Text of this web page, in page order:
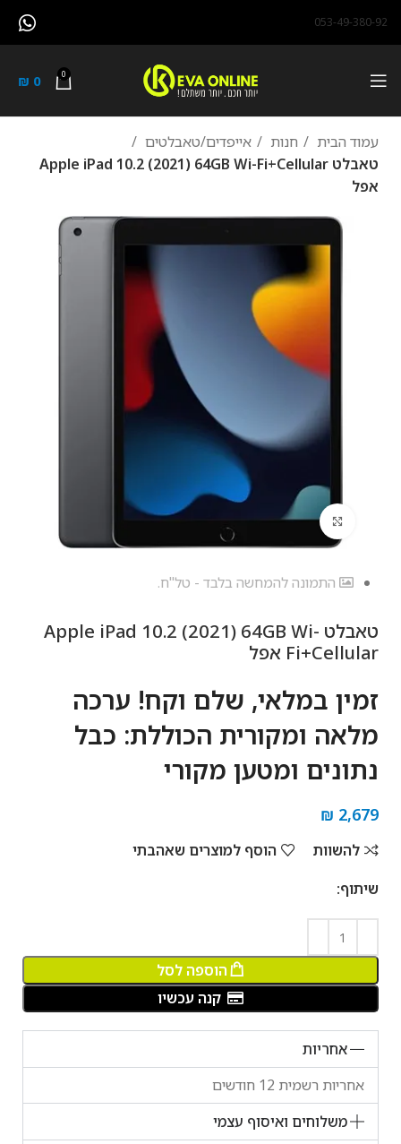
053-49-380-92
0
₪ 0
עמוד הבית חנות
אייפדים/טאבלטים
טאבלט Apple iPad 10.2 (2021) 64GB Wi-Fi+Cellular
אפל
לחץ להגדלה
התמונה להמחשה בלבד - טל"ח.
טאבלט Apple iPad 10.2 (2021) 64GB Wi-
Fi+Cellular אפל
זמין במלאי, שלם וקח! ערכה
מלאה ומקורית הכוללת: כבל
נתונים ומטען מקורי
₪ 2,679
להשוות
הוסף למוצרים שאהבתי
שיתוף:
הוספה לסל
קנה עכשיו
אחריות
אחריות רשמית 12 חודשים
משלוחים ואיסוף עצמי